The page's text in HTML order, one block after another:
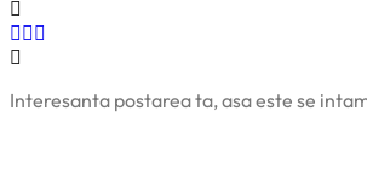
Interesanta postarea ta, asa este se